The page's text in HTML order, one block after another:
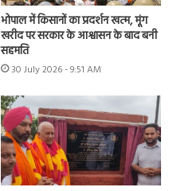
भोपाल में किसानों का प्रदर्शन खत्म, मूंग
खरीद पर सरकार के आश्वासन के बाद बनी
सहमति
30 July 2026 - 9:51 AM